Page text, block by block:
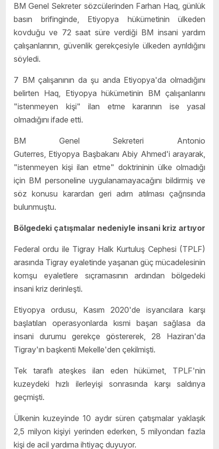
BM Genel Sekreter sözcülerinden Farhan Haq, günlük
basın brifinginde, Etiyopya hükümetinin ülkeden
kovduğu ve 72 saat süre verdiği BM insani yardım
çalışanlarının, güvenlik gerekçesiyle ülkeden ayrıldığını
söyledi.
7 BM çalışanının da şu anda Etiyopya'da olmadığını
belirten Haq, Etiyopya hükümetinin BM çalışanlarını
"istenmeyen kişi" ilan etme kararının ise yasal
olmadığını ifade etti.
BM Genel Sekreteri Antonio
Guterres, Etiyopya Başbakanı Abiy Ahmed'i arayarak,
"istenmeyen kişi ilan etme" doktrininin ülke olmadığı
için BM personeline uygulanamayacağını bildirmiş ve
söz konusu karardan geri adım atılması çağrısında
bulunmuştu.
Bölgedeki çatışmalar nedeniyle insani kriz artıyor
Federal ordu ile Tigray Halk Kurtuluş Cephesi (TPLF)
arasında Tigray eyaletinde yaşanan güç mücadelesinin
komşu eyaletlere sıçramasının ardından bölgedeki
insani kriz derinleşti.
Etiyopya ordusu, Kasım 2020'de isyancılara karşı
başlatılan operasyonlarda kısmi başarı sağlasa da
insani durumu gerekçe göstererek, 28 Haziran'da
Tigray'ın başkenti Mekelle'den çekilmişti.
Tek taraflı ateşkes ilan eden hükümet, TPLF'nin
kuzeydeki hızlı ilerleyişi sonrasında karşı saldırıya
geçmişti.
Ülkenin kuzeyinde 10 aydır süren çatışmalar yaklaşık
2,5 milyon kişiyi yerinden ederken, 5 milyondan fazla
kişi de acil yardıma ihtiyaç duyuyor.